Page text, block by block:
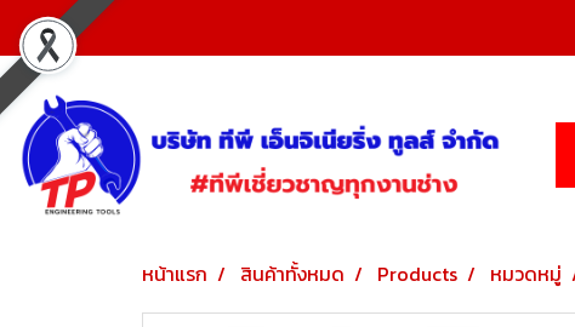
หน้าแรก สินค้าทั้งหมด Products หมวดหมู่